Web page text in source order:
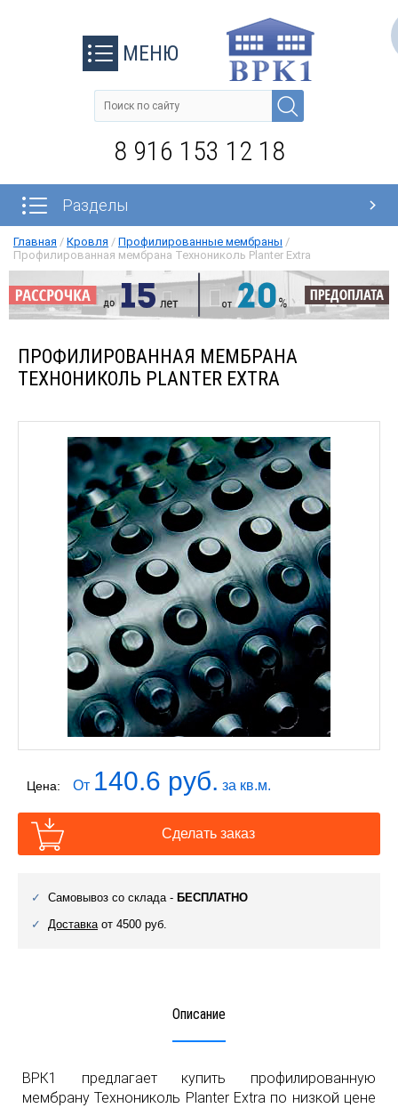
МЕНЮ
8 916 153 12 18
Разделы
Главная / Кровля / Профилированные мембраны /
Профилированная мембрана Технониколь Planter Extra
ПРОФИЛИРОВАННАЯ МЕМБРАНА
ТЕХНОНИКОЛЬ PLANTER EXTRA
Цена: От 140.6 руб. за кв.м.
Сделать заказ
Самовывоз со склада - БЕСПЛАТНО
Доставкаот 4500 руб.
Описание
ВРК1 предлагает купить профилированную
мембрану Технониколь Planter Extra по низкой цене